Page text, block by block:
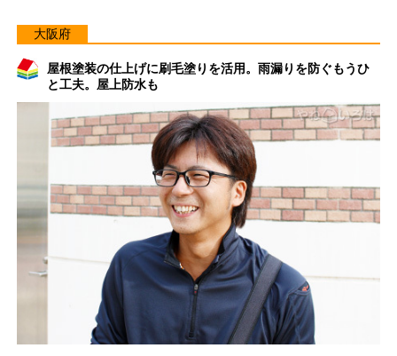
大阪府
屋根塗装の仕上げに刷毛塗りを活用。雨漏りを防ぐもうひ
と工夫。屋上防水も